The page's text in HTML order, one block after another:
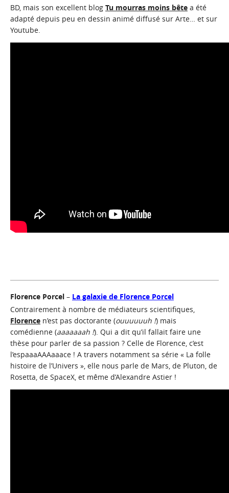
BD, mais son excellent blog Tu mourras moins bête a été
adapté depuis peu en dessin animé diffusé sur Arte… et sur
Youtube.
Florence Porcel – La galaxie de Florence Porcel
Contrairement à nombre de médiateurs scientifiques,
Florence n’est pas doctorante (ouuuuuuh !) mais
comédienne (aaaaaaah !). Qui a dit qu’il fallait faire une
thèse pour parler de sa passion ? Celle de Florence, c’est
l’espaaaAAAaaace ! A travers notamment sa série « La folle
histoire de l’Univers », elle nous parle de Mars, de Pluton, de
Rosetta, de SpaceX, et même d’Alexandre Astier !